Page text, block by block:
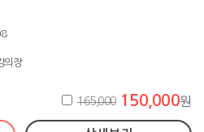
의장
165,000 150,000원